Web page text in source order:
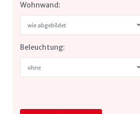
Wohnwand:
wie abgebildet
Beleuchtung:
ohne